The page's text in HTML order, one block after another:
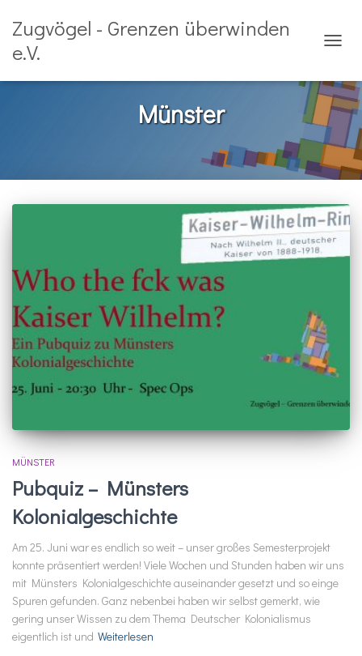
Zugvögel - Grenzen überwinden
e.V.
Münster
MÜNSTER
Pubquiz – Münsters
Kolonialgeschichte
Am 25. Juni war es endlich so weit – unser großes Semesterprojekt
konnte präsentiert werden! Viele Wochen und Stunden haben wir uns
mit Münsters Kolonialgeschichte auseinander gesetzt und so einge
Spuren gefunden. Ganz nebenbei haben wir selbst gemerkt, wie
gering unser Wissen zu dem Thema Deutscher Kolonialismus
eigentlich ist und Weiterlesen